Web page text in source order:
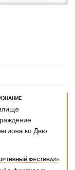
ко Дню
ФЕСТИВАЛЬ